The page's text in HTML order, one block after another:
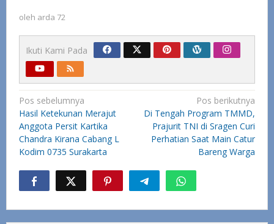
oleh arda 72
Ikuti Kami Pada
Navigasi
pos
Pos sebelumnya
Hasil Ketekunan Merajut
Anggota Persit Kartika
Chandra Kirana Cabang L
Kodim 0735 Surakarta
Pos berikutnya
Di Tengah Program TMMD,
Prajurit TNI di Sragen Curi
Perhatian Saat Main Catur
Bareng Warga